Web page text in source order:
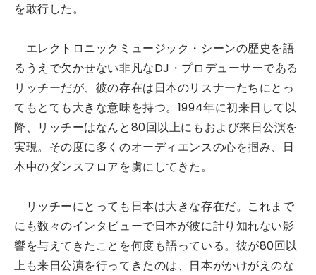
を敢行した。
エレクトロニックミュージック・シーンの歴史を語
るうえで欠かせない非凡なDJ・プロデューサーである
リッチーだが、彼の存在は日本のリスナーたちにとっ
てもとても大きな意味を持つ。1994年に初来日して以
降、リッチーはなんと80回以上にもおよび来日公演を
実現。その度に多くのオーディエンスの心を掴み、日
本中のダンスフロアを虜にしてきた。
リッチーにとっても日本は大きな存在だ。これまで
にも数々のインタビューで日本が彼に計り知れない影
響を与えてきたことを何度も語っている。彼が80回以
上も来日公演を行ってきたのは、日本がかけがえのな